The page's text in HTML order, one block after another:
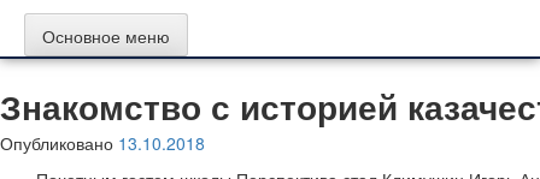
Основное меню
Знакомство с историей
Опубликовано 13.10.2018